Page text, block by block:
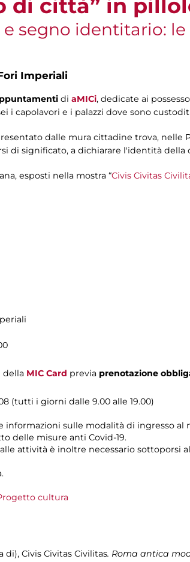
di città” in
segno identitario:
Imperiali
di aMICi, dedicate ai
i capolavori e i palazzi dove sono
dalle mura cittadine trova, nelle
di significato, a dichiarare l'identità della
esposti nella mostra “Civis Civitas
della MIC Card previa prenotazione
(tutti i giorni dalle 9.00 alle 19.00)
informazioni sulle modalità di ingresso al
delle misure anti Covid-19.
attività è inoltre necessario sottoporsi
cultura
di), Civis Civitas Civilitas. Roma antica